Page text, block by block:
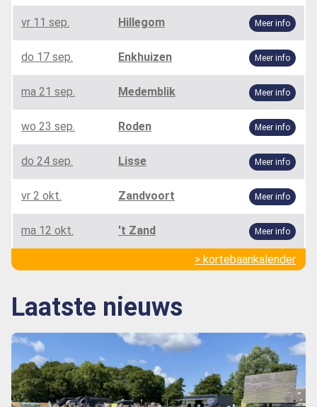
vr 11 sep. Hillegom Meer info
do 17 sep. Enkhuizen Meer info
ma 21 sep. Medemblik Meer info
wo 23 sep. Roden Meer info
do 24 sep. Lisse Meer info
vr 2 okt. Zandvoort Meer info
ma 12 okt. 't Zand Meer info
> kortebaankalender
Laatste nieuws